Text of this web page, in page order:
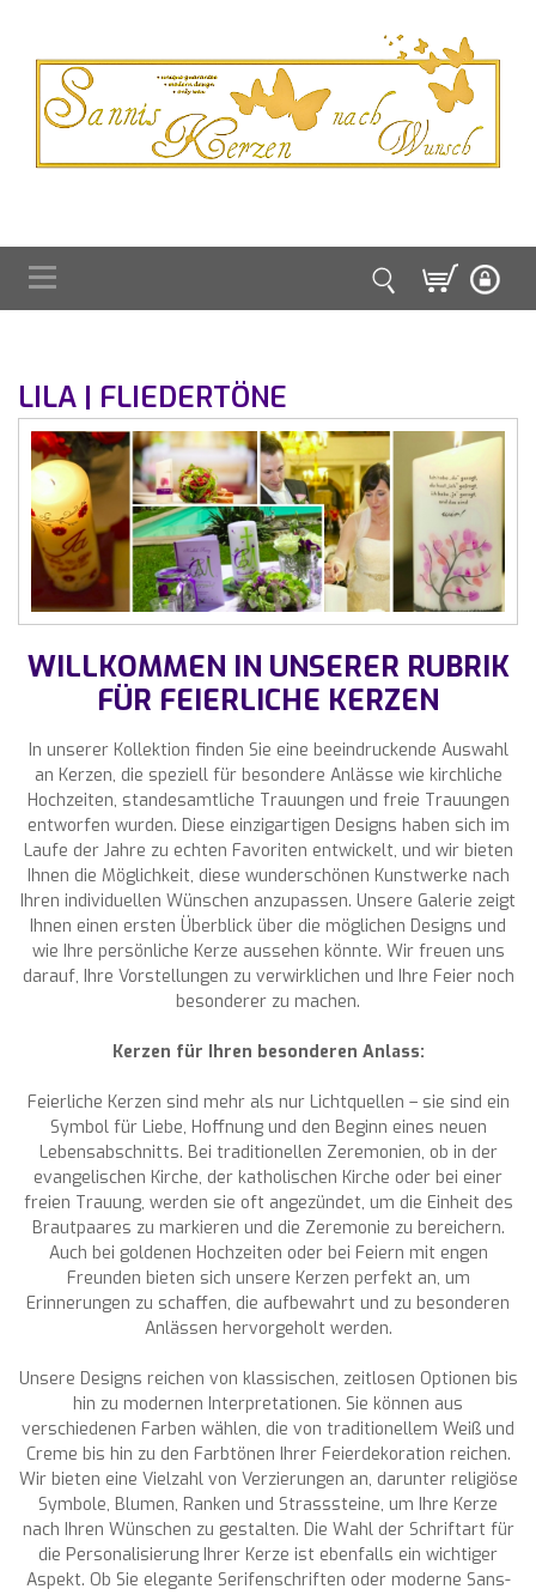
LILA | FLIEDERTÖNE
WILLKOMMEN IN UNSERER RUBRIK
FÜR FEIERLICHE KERZEN
In unserer Kollektion finden Sie eine beeindruckende Auswahl
an Kerzen, die speziell für besondere Anlässe wie kirchliche
Hochzeiten, standesamtliche Trauungen und freie Trauungen
entworfen wurden. Diese einzigartigen Designs haben sich im
Laufe der Jahre zu echten Favoriten entwickelt, und wir bieten
Ihnen die Möglichkeit, diese wunderschönen Kunstwerke nach
Ihren individuellen Wünschen anzupassen. Unsere Galerie zeigt
Ihnen einen ersten Überblick über die möglichen Designs und
wie Ihre persönliche Kerze aussehen könnte. Wir freuen uns
darauf, Ihre Vorstellungen zu verwirklichen und Ihre Feier noch
besonderer zu machen.
Kerzen für Ihren besonderen Anlass:
Feierliche Kerzen sind mehr als nur Lichtquellen – sie sind ein
Symbol für Liebe, Hoffnung und den Beginn eines neuen
Lebensabschnitts. Bei traditionellen Zeremonien, ob in der
evangelischen Kirche, der katholischen Kirche oder bei einer
freien Trauung, werden sie oft angezündet, um die Einheit des
Brautpaares zu markieren und die Zeremonie zu bereichern.
Auch bei goldenen Hochzeiten oder bei Feiern mit engen
Freunden bieten sich unsere Kerzen perfekt an, um
Erinnerungen zu schaffen, die aufbewahrt und zu besonderen
Anlässen hervorgeholt werden.
Unsere Designs reichen von klassischen, zeitlosen Optionen bis
hin zu modernen Interpretationen. Sie können aus
verschiedenen Farben wählen, die von traditionellem Weiß und
Creme bis hin zu den Farbtönen Ihrer Feierdekoration reichen.
Wir bieten eine Vielzahl von Verzierungen an, darunter religiöse
Symbole, Blumen, Ranken und Strasssteine, um Ihre Kerze
nach Ihren Wünschen zu gestalten. Die Wahl der Schriftart für
die Personalisierung Ihrer Kerze ist ebenfalls ein wichtiger
Aspekt. Ob Sie elegante Serifenschriften oder moderne Sans-